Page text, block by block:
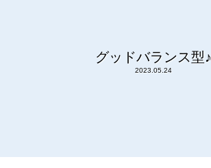
グッドバランス型♪
2023.05.24